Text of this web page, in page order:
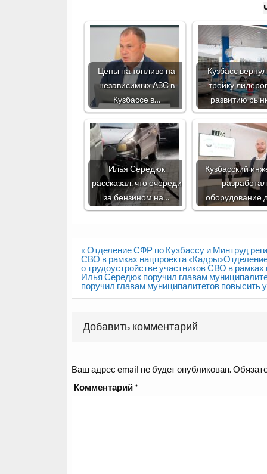
Цены на топливо на
независимых АЗС в
Кузбассе в…
Кузбасс
тройку
развитию
Илья Середюк
рассказал, что очереди
за бензином на…
Кузбасский
разработал
оборудование
Навигация
по
записям
« Отделение СФР по Кузбассу и Минтруд
СВО в рамках нацпроекта
о трудоустройстве участников СВО в
Илья Середюк поручил главам
поручил главам муниципалитетов повысить
Добавить комментарий
Ваш адрес email не будет опубликован.
Комментарий*